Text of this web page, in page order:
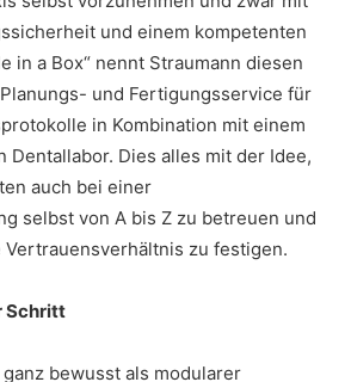
und einem kompetenten
in a Box“ nennt Straumann diesen
und Fertigungsservice für
in Kombination mit einem
Dentallabor. Dies alles mit der Idee,
auch bei einer
selbst von A bis Z zu betreuen und
Vertrauensverhältnis zu festigen.
Schritt
ganz bewusst als modularer